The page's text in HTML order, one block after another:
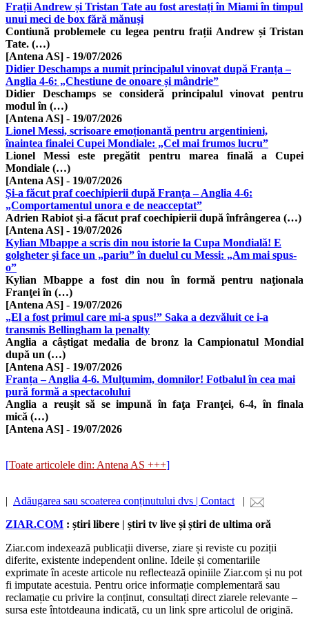
Frații Andrew și Tristan Tate au fost arestați în Miami în timpul
unui meci de box fără mănuși
Contiună problemele cu legea pentru frații Andrew și Tristan
Tate. (…)
[Antena AS] - 19/07/2026
Didier Deschamps a numit principalul vinovat după Franța –
Anglia 4-6: „Chestiune de onoare și mândrie”
Didier Deschamps se consideră principalul vinovat pentru
modul în (…)
[Antena AS] - 19/07/2026
Lionel Messi, scrisoare emoționantă pentru argentinieni,
înaintea finalei Cupei Mondiale: „Cel mai frumos lucru”
Lionel Messi este pregătit pentru marea finală a Cupei
Mondiale (…)
[Antena AS] - 19/07/2026
Și-a făcut praf coechipierii după Franța – Anglia 4-6:
„Comportamentul unora e de neacceptat”
Adrien Rabiot și-a făcut praf coechipierii după înfrângerea (…)
[Antena AS] - 19/07/2026
Kylian Mbappe a scris din nou istorie la Cupa Mondială! E
golgheter şi face un „pariu” în duelul cu Messi: „Am mai spus-
o”
Kylian Mbappe a fost din nou în formă pentru naţionala
Franţei în (…)
[Antena AS] - 19/07/2026
„El a fost primul care mi-a spus!” Saka a dezvăluit ce i-a
transmis Bellingham la penalty
Anglia a câștigat medalia de bronz la Campionatul Mondial
după un (…)
[Antena AS] - 19/07/2026
Franța – Anglia 4-6. Mulţumim, domnilor! Fotbalul în cea mai
pură formă a spectacolului
Anglia a reuşit să se impună în faţa Franţei, 6-4, în finala
mică (…)
[Antena AS] - 19/07/2026
[Toate articolele din: Antena AS +++]
| Adăugarea sau scoaterea conținutului dvs | Contact |
ZIAR.COM : știri libere | știri tv live și știri de ultima oră
Ziar.com indexează publicații diverse, ziare și reviste cu poziții
diferite, existente independent online. Ideile și comentariile
exprimate în aceste articole nu reflectează opiniile Ziar.com și nu pot
fi imputate acestuia. Pentru orice informație complementară sau
reclamație cu privire la conținut, consultați direct ziarele relevante –
sursa este întotdeauna indicată, cu un link spre articolul de origină.